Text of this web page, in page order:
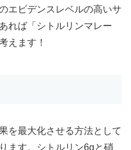
エビデンスレベルの高いサ
れば「シトルリンマレー
えます！
を最大化させる方法として
ます。シトルリン6gと硝